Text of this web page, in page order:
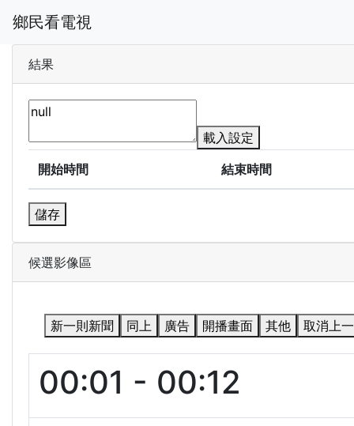
鄉民看電視
結果
載入設定
開始時間
結束時間
儲存
候選影像區
新一則新聞 同上 廣告 開播畫面 其他 取消上
00:01 - 00:12